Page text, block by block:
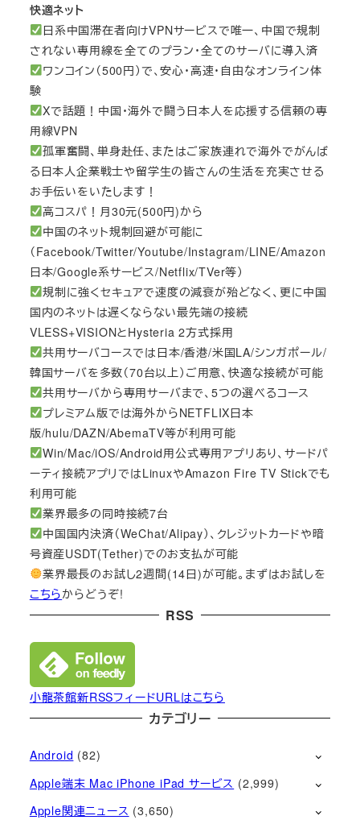
快適ネット
日系中国滞在者向けVPNサービスで唯一、中国で規制
されない専用線を全てのプラン・全てのサーバに導入済
ワンコイン（500円）で、安心・高速・自由なオンライン体
験
Xで話題！中国・海外で闘う日本人を応援する信頼の専
用線VPN
孤軍奮闘、単身赴任、またはご家族連れで海外でがんば
る日本人企業戦士や留学生の皆さんの生活を充実させる
お手伝いをいたします！
高コスパ！月30元(500円)から
中国のネット規制回避が可能に
（Facebook/Twitter/Youtube/Instagram/LINE/Amazon
日本/Google系サービス/Netflix/TVer等）
規制に強くセキュアで速度の減衰が殆どなく、更に中国
国内のネットは遅くならない最先端の接続
VLESS+VISIONとHysteria 2方式採用
共用サーバコースでは日本/香港/米国LA/シンガポール/
韓国サーバを多数（70台以上）ご用意、快適な接続が可能
共用サーバから専用サーバまで、5つの選べるコース
プレミアム版では海外からNETFLIX日本
版/hulu/DAZN/AbemaTV等が利用可能
Win/Mac/iOS/Android用公式専用アプリあり、サードパ
ーティ接続アプリではLinuxやAmazon Fire TV Stickでも
利用可能
業界最多の同時接続7台
中国国内決済（WeChat/Alipay）、クレジットカードや暗
号資産USDT(Tether)でのお支払が可能
業界最長のお試し2週間(14日)が可能。まずはお試しを
こちらからどうぞ!
RSS
小龍茶館新RSSフィードURLはこちら
カテゴリー
Android (82)
Apple端末 Mac iPhone iPad サービス (2,999)
Apple関連ニュース (3,650)